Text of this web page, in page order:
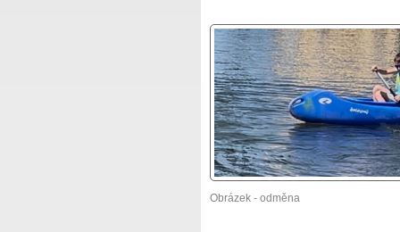
Obrázek - odměna